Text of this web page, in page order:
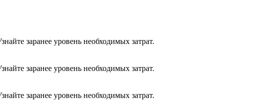
заранее уровень необходимых затрат.
заранее уровень необходимых затрат.
заранее уровень необходимых затрат.